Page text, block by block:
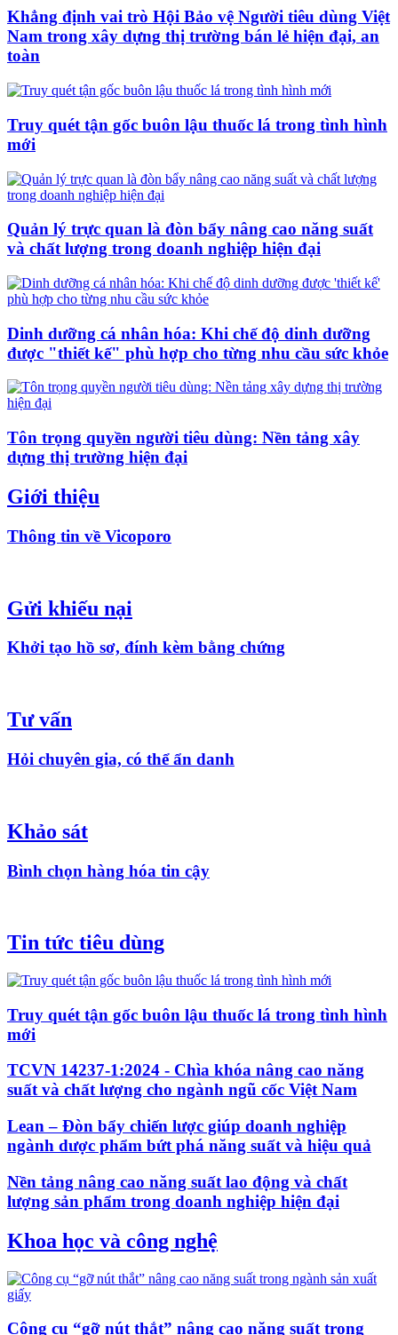
Khẳng định vai trò Hội Bảo vệ Người tiêu dùng Việt
Nam trong xây dựng thị trường bán lẻ hiện đại, an
toàn
Truy quét tận gốc buôn lậu thuốc lá trong tình hình
mới
Quản lý trực quan là đòn bẩy nâng cao năng suất
và chất lượng trong doanh nghiệp hiện đại
Dinh dưỡng cá nhân hóa: Khi chế độ dinh dưỡng
được "thiết kế" phù hợp cho từng nhu cầu sức khỏe
Tôn trọng quyền người tiêu dùng: Nền tảng xây
dựng thị trường hiện đại
Giới thiệu
Thông tin về Vicoporo
Gửi khiếu nại
Khởi tạo hồ sơ, đính kèm bằng chứng
Tư vấn
Hỏi chuyên gia, có thể ẩn danh
Khảo sát
Bình chọn hàng hóa tin cậy
Tin tức tiêu dùng
Truy quét tận gốc buôn lậu thuốc lá trong tình hình
mới
TCVN 14237-1:2024 - Chìa khóa nâng cao năng
suất và chất lượng cho ngành ngũ cốc Việt Nam
Lean – Đòn bẩy chiến lược giúp doanh nghiệp
ngành dược phẩm bứt phá năng suất và hiệu quả
Nền tảng nâng cao năng suất lao động và chất
lượng sản phẩm trong doanh nghiệp hiện đại
Khoa học và công nghệ
Công cụ “gỡ nút thắt” nâng cao năng suất trong